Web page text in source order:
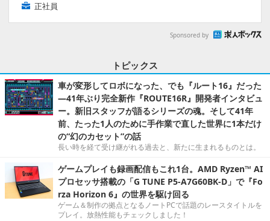
正社員
Sponsored by
トピックス
車が変形してロボになった、でも『ルート16』だった
―41年ぶり完全新作『ROUTE16R』開発者インタビュ
ー。新旧スタッフが語るシリーズの魂。そして41年
前、たった1人のために手作業で直した世界に1本だけ
の“幻のカセット”の話
長い時を経て受け継がれる過去と、新たに生まれるものとは。
ゲームプレイも録画配信もこれ1台。AMD Ryzen™ AI
プロセッサ搭載の「G TUNE P5-A7G60BK-D」で『Fo
rza Horizon 6』の世界を駆け回る
ゲーム＆制作の拠点となるノートPCで話題のレースタイトルを
プレイ。放熱性能もチェックしました！